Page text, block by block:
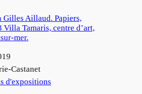
Gilles Aillaud. Papiers,
Villa Tamaris, centre d’art,
mer.
Castanet
àd'expositions